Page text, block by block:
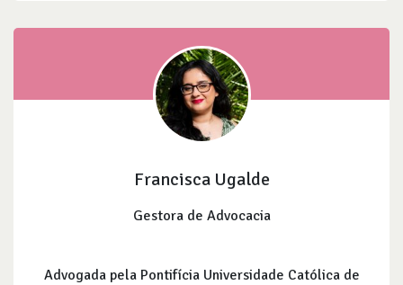
Francisca Ugalde
Gestora de Advocacia
Advogada pela Pontifícia Universidade Católica de